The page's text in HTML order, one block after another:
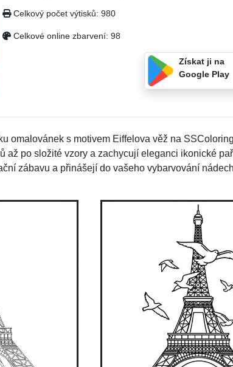
Celkový počet výtisků: 980
Celkové online zbarvení: 98
Získat ji na
Google Play
omalovánek s motivem Eiffelova věž na
až po složité vzory a zachycují eleganci ikonické
zábavu a přinášejí do vašeho vybarvování